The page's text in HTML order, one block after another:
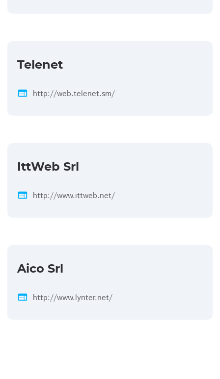
Telenet
web http://web.telenet.sm/
IttWeb Srl
web http://www.ittweb.net/
Aico Srl
web http://www.lynter.net/